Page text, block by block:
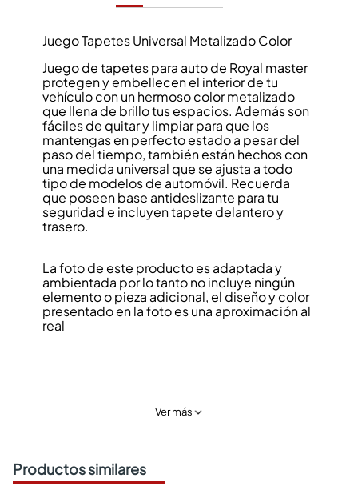
Juego Tapetes Universal Metalizado Color
Juego de tapetes para auto de Royal master
protegen y embellecen el interior de tu
vehículo con un hermoso color metalizado
que llena de brillo tus espacios. Además son
fáciles de quitar y limpiar para que los
mantengas en perfecto estado a pesar del
paso del tiempo, también están hechos con
una medida universal que se ajusta a todo
tipo de modelos de automóvil. Recuerda
que poseen base antideslizante para tu
seguridad e incluyen tapete delantero y
trasero.
La foto de este producto es adaptada y
ambientada por lo tanto no incluye ningún
elemento o pieza adicional, el diseño y color
presentado en la foto es una aproximación al
real
Ver más
Productos similares